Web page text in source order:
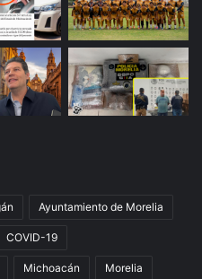
Ayuntamiento de Morelia
COVID-19
Michoacán Morelia